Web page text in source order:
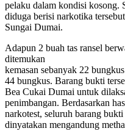
pelaku dalam kondisi kosong.
diduga berisi narkotika
Sungai Dumai.
Adapun 2 buah tas ransel
ditemukan
kemasan sebanyak 22
44 bungkus. Barang bukti
Bea Cukai Dumai untuk
penimbangan. Berdasarkan
narkotest, seluruh barang
dinyatakan mengandung